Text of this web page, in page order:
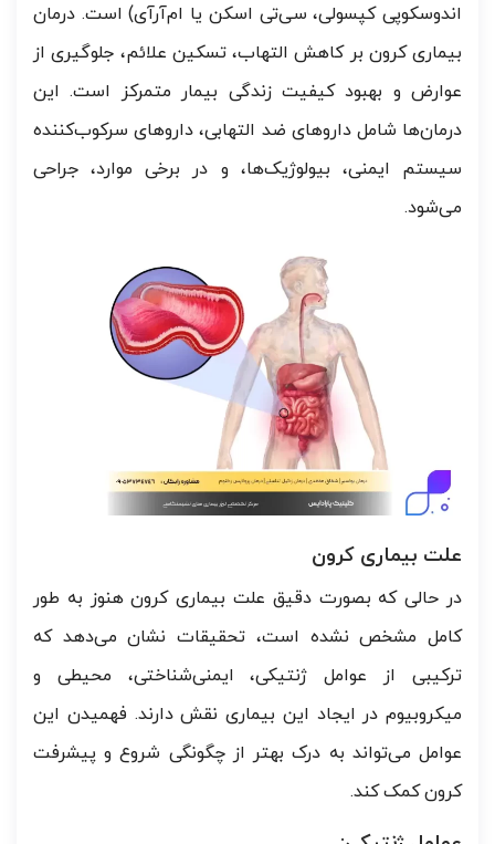
اندوسکوپی کپسولی، سی‌تی اسکن یا ام‌آرآی) است. درمان
بیماری کرون بر کاهش التهاب، تسکین علائم، جلوگیری از
عوارض و بهبود کیفیت زندگی بیمار متمرکز است. این
درمان‌ها شامل داروهای ضد التهابی، داروهای سرکوب‌کننده
سیستم ایمنی، بیولوژیک‌ها، و در برخی موارد، جراحی
می‌شود.
علت بیماری کرون
در حالی که بصورت دقیق علت بیماری کرون هنوز به طور
کامل مشخص نشده است، تحقیقات نشان می‌دهد که
ترکیبی از عوامل ژنتیکی، ایمنی‌شناختی، محیطی و
میکروبیوم در ایجاد این بیماری نقش دارند. فهمیدن این
عوامل می‌تواند به درک بهتر از چگونگی شروع و پیشرفت
کرون کمک کند.